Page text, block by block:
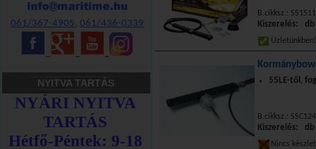
061/367-4905,061/436-0339
NYITVA TARTÁS
B.cikksz.:
Kiszerelés: db
55LE-től,
B.cikksz.:
Kiszerelés: db
Nincs